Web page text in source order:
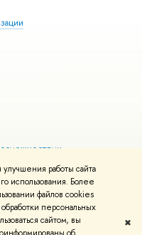
работы сайта
использования. Более
файлов cookies
персональных
сайтом, вы
✖